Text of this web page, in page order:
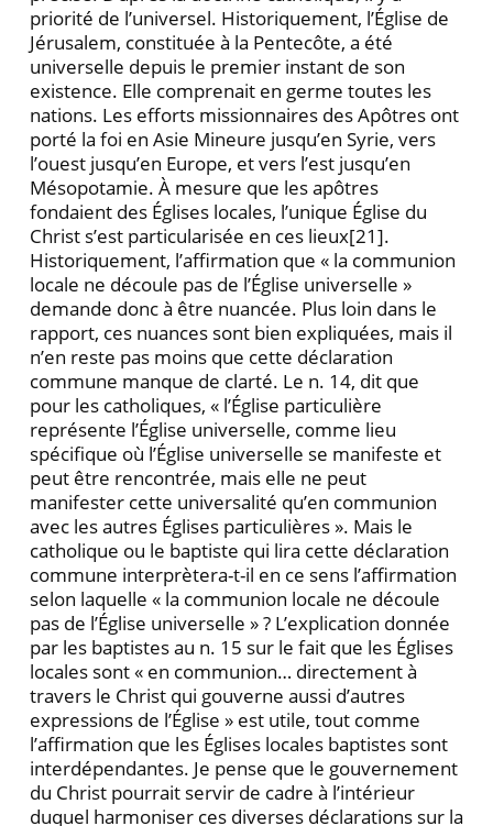
priorité de l’universel. Historiquement, l’Église de
Jérusalem, constituée à la Pentecôte, a été
universelle depuis le premier instant de son
existence. Elle comprenait en germe toutes les
nations. Les efforts missionnaires des Apôtres ont
porté la foi en Asie Mineure jusqu’en Syrie, vers
l’ouest jusqu’en Europe, et vers l’est jusqu’en
Mésopotamie. À mesure que les apôtres
fondaient des Églises locales, l’unique Église du
Christ s’est particularisée en ces lieux[21].
Historiquement, l’affirmation que « la communion
locale ne découle pas de l’Église universelle »
demande donc à être nuancée. Plus loin dans le
rapport, ces nuances sont bien expli­quées, mais il
n’en reste pas moins que cette déclaration
commune manque de clarté. Le n. 14, dit que
pour les catholiques, « l’Église particulière
représente l’Église universelle, comme lieu
spécifique où l’Église univer­selle se manifeste et
peut être rencontrée, mais elle ne peut
manifester cette universalité qu’en communion
avec les autres Églises particulières ». Mais le
catholique ou le baptiste qui lira cette déclaration
commune inter­prètera-t-il en ce sens l’affirmation
selon laquelle « la communion locale ne découle
pas de l’Église univer­selle » ? L’explication donnée
par les baptistes au n. 15 sur le fait que les Églises
locales sont « en commu­nion… directement à
travers le Christ qui gouverne aussi d’autres
expressions de l’Église » est utile, tout comme
l’affirmation que les Églises locales baptistes sont
interdépendantes. Je pense que le gouvernement
du Christ pourrait servir de cadre à l’intérieur
duquel harmoniser ces diverses déclarations sur la